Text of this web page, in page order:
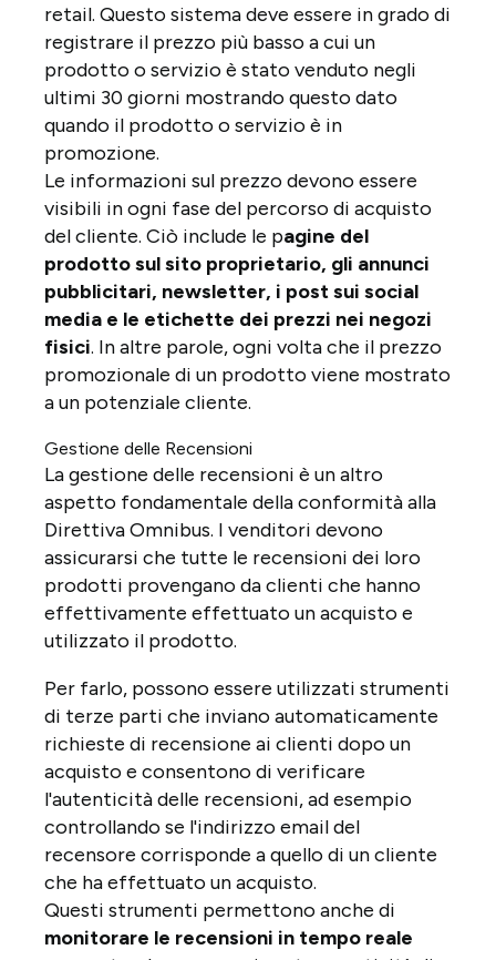
retail. Questo sistema deve essere in grado di
registrare il prezzo più basso a cui un
prodotto o servizio è stato venduto negli
ultimi 30 giorni mostrando questo dato
quando il prodotto o servizio è in
promozione.
Le informazioni sul prezzo devono essere
visibili in ogni fase del percorso di acquisto
del cliente. Ciò include le pagine del
prodotto sul sito proprietario, gli annunci
pubblicitari, newsletter, i post sui social
media e le etichette dei prezzi nei negozi
fisici. In altre parole, ogni volta che il prezzo
promozionale di un prodotto viene mostrato
a un potenziale cliente.
Gestione delle Recensioni
La gestione delle recensioni è un altro
aspetto fondamentale della conformità alla
Direttiva Omnibus. I venditori devono
assicurarsi che tutte le recensioni dei loro
prodotti provengano da clienti che hanno
effettivamente effettuato un acquisto e
utilizzato il prodotto.
Per farlo, possono essere utilizzati strumenti
di terze parti che inviano automaticamente
richieste di recensione ai clienti dopo un
acquisto e consentono di verificare
l'autenticità delle recensioni, ad esempio
controllando se l'indirizzo email del
recensore corrisponde a quello di un cliente
che ha effettuato un acquisto.
Questi strumenti permettono anche di
monitorare le recensioni in tempo reale